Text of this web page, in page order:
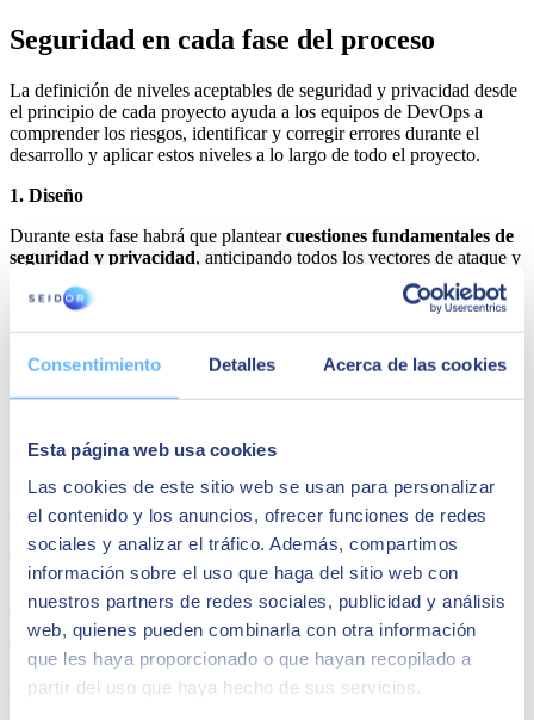
Consentimiento Detalles Acerca de las cookies
Esta página web usa cookies
Las cookies de este sitio web se usan para personalizar
el contenido y los anuncios, ofrecer funciones de redes
sociales y analizar el tráfico. Además, compartimos
información sobre el uso que haga del sitio web con
nuestros partners de redes sociales, publicidad y análisis
web, quienes pueden combinarla con otra información
que les haya proporcionado o que hayan recopilado a
partir del uso que haya hecho de sus servicios.
Seguridad en cada fase del proceso
La definición de niveles aceptables de seguridad y privacidad desde
el principio de cada proyecto ayuda a los equipos de DevOps a
comprender los riesgos, identificar y corregir errores durante el
desarrollo y aplicar estos niveles a lo largo de todo el proyecto.
1. Diseño
Durante esta fase habrá que plantearcuestiones fundamentales de
seguridad y privacidad, anticipando todos los vectores de ataque y
vulnerabilidades. La definición de los niveles aceptables de
seguridad y privacidad al principio de un proyecto ayuda a un
los niveles adecuados de seguridad y privacidad a lo largo de todo el
revisionespara aumentar la calidad general y reducir el riesgo de
errores. El análisis de código fuente es un elemento clave en la
revisión de código estático para encontrar posibles vulnerabilidades
en el código que no se está ejecutando, Asimismo, será necesario
prevenir los ataquespor inyección con la validación de entradas
para evitar que los datos con formato incorrecto se conserven en la
base de datos o desencadenen errores en otros componentes. La
codificación de salidas proporciona defensas por niveles para
aumentar la seguridad del sistema como un todo.
También será esencial separar los datos de producción, y no